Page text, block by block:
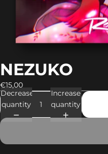
NEZUKO
€15,00
Decrease
quantity
Increase
quantity